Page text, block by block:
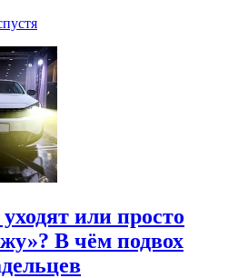
или просто
В чём подвох